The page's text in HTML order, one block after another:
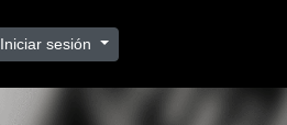
Iniciar sesión